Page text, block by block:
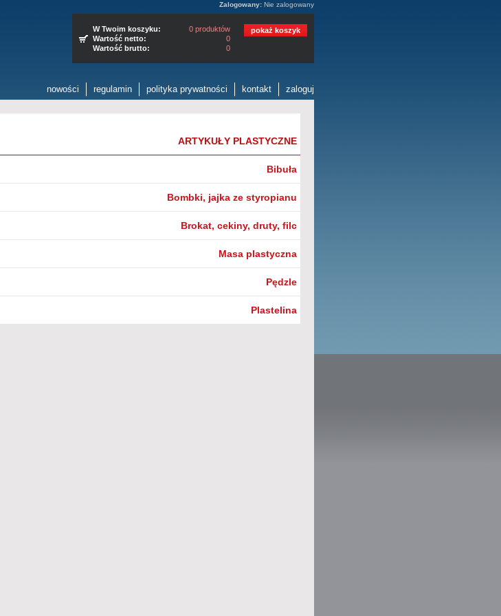
Zalogowany: Nie zalogowany
W Twoim koszyku:
0 produktów
Wartość netto:
0
Wartość brutto:
0
pokaż koszyk
nowości regulamin polityka prywatności kontakt zaloguj
ARTYKUŁY PLASTYCZNE
Bibuła
Bombki, jajka ze styropianu
Brokat, cekiny, druty, filc
Masa plastyczna
Pędzle
Plastelina